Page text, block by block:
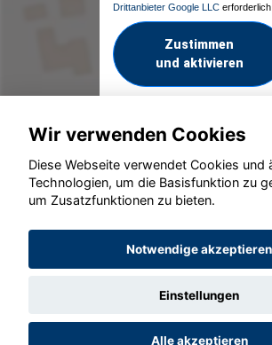
Drittanbieter Google LLC erforderlich.
Zustimmen
und aktivieren
© konjunkturmotor.de GmbH
Wir verwenden Cookies
Diese Webseite verwendet Cookies und
Technologien, um die Basisfunktion zu
um Zusatzfunktionen zu bieten.
Notwendige akzeptieren
Einstellungen
Alle akzeptieren